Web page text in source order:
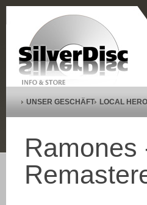
UNSER GESCHÄFT LOCAL
Ramones